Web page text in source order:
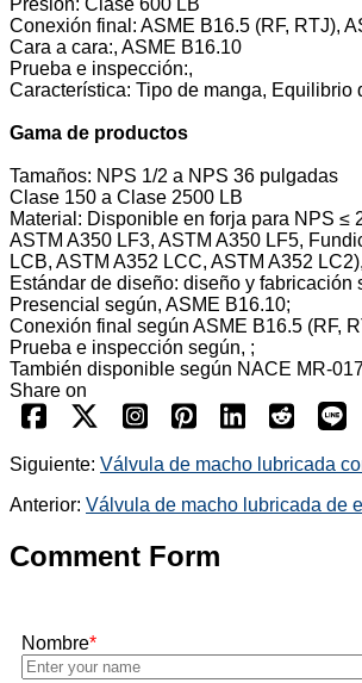
Presión: Clase 600 LB
Conexión final: ASME B16.5 (RF, RTJ),
Cara a cara:, ASME B16.10
Prueba e inspección:,
Característica: Tipo de manga,
Gama de productos
Tamaños: NPS 1/2 a NPS 36 pulgadas
Clase 150 a Clase 2500 LB
Material: Disponible en forja para NPS ≤
ASTM A350 LF3, ASTM A350 LF5,
LCB, ASTM A352 LCC, ASTM A352
Estándar de diseño: diseño y fabricación
Presencial según, ASME B16.10;
Conexión final según ASME B16.5 (RF,
Prueba e inspección según, ;
También disponible según NACE MR-
Share on
Siguiente: Válvula de macho lubricada
Anterior: Válvula de macho lubricada de
Comment Form
Nombre*